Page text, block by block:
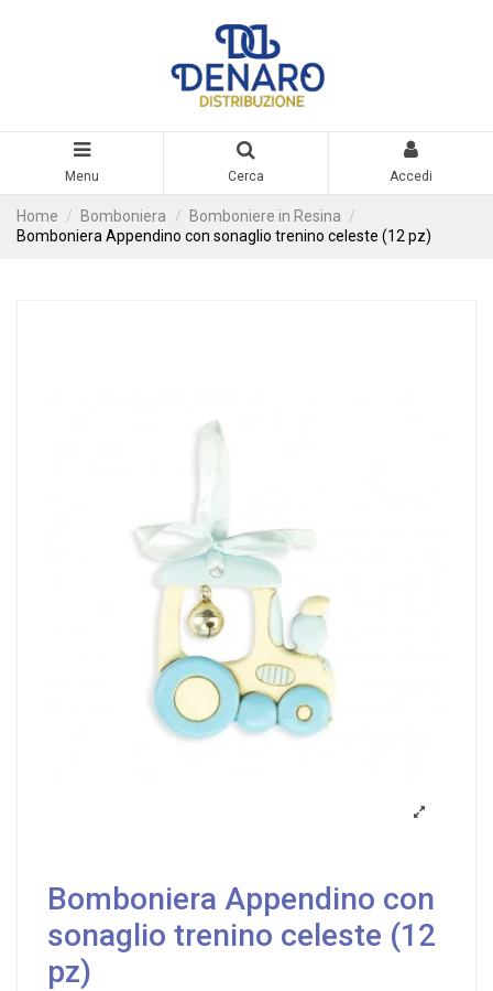
Menu Cerca Accedi
Home Bomboniera
Bomboniere in Resina
Bomboniera Appendino con sonaglio trenino celeste (12 pz)
Bomboniera Appendino con
sonaglio trenino celeste (12
pz)